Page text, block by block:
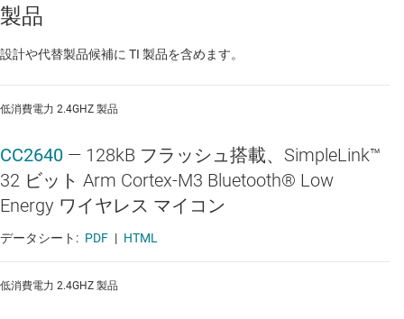
酸素濃縮器
製品
設計や代替製品候補に TI 製品を含めます。
低消費電力 2.4GHZ 製品
CC2640 — 128kB フラッシュ搭載、SimpleLink™
32 ビット Arm Cortex-M3 Bluetooth® Low
Energy ワイヤレス マイコン
データシート: PDF | HTML
低消費電力 2.4GHZ 製品